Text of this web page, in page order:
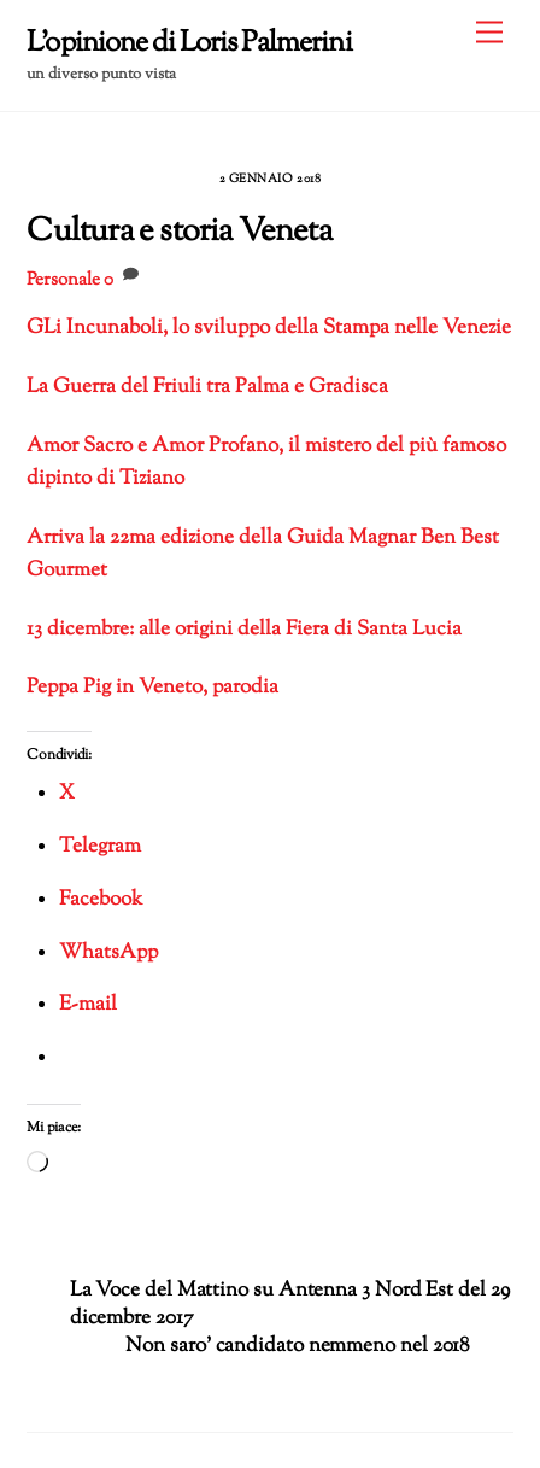
content
L'opinione di Loris Palmerini
un diverso punto vista
2 GENNAIO 2018
Cultura e storia Veneta
Personale0
GLi Incunaboli, lo sviluppo della Stampa nelle Venezie
La Guerra del Friuli tra Palma e Gradisca
Amor Sacro e Amor Profano, il mistero del più famoso
dipinto di Tiziano
Arriva la 22ma edizione della Guida Magnar Ben Best
Gourmet
13 dicembre: alle origini della Fiera di Santa Lucia
Peppa Pig in Veneto, parodia
Condividi:
X
Telegram
Facebook
WhatsApp
E-mail
Mi piace:
Caricamento
La Voce del Mattino su Antenna 3 Nord Est del 29
dicembre 2017
Non saro’ candidato nemmeno nel 2018